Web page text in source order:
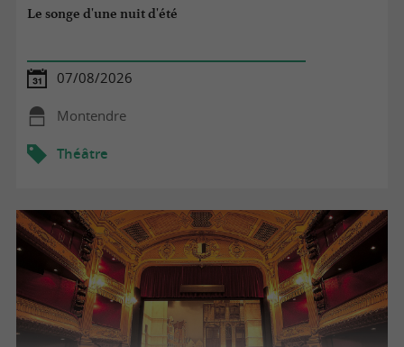
Le songe d'une nuit d'été
07/08/2026
Montendre
Théâtre